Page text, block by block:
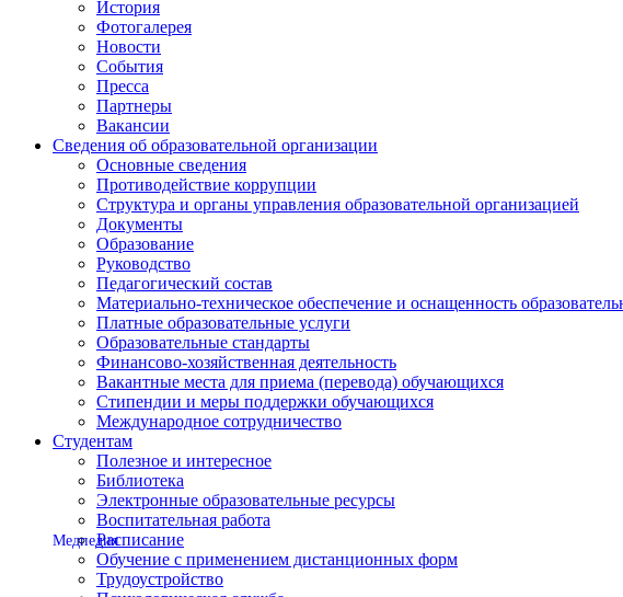
История
Фотогалерея
Новости
События
Пресса
Партнеры
Вакансии
Сведения об образовательной организации
Основные сведения
Противодействие коррупции
Структура и органы управления образовательной организацией
Документы
Образование
Руководство
Педагогический состав
Материально-техническое обеспечение и оснащенность
Платные образовательные услуги
Образовательные стандарты
Финансово-хозяйственная деятельность
Вакантные места для приема (перевода) обучающихся
Стипендии и меры поддержки обучающихся
Международное сотрудничество
Студентам
Полезное и интересное
Библиотека
Электронные образовательные ресурсы
Воспитательная работа
Расписание
Обучение с применением дистанционных форм
Трудоустройство
Медпедия